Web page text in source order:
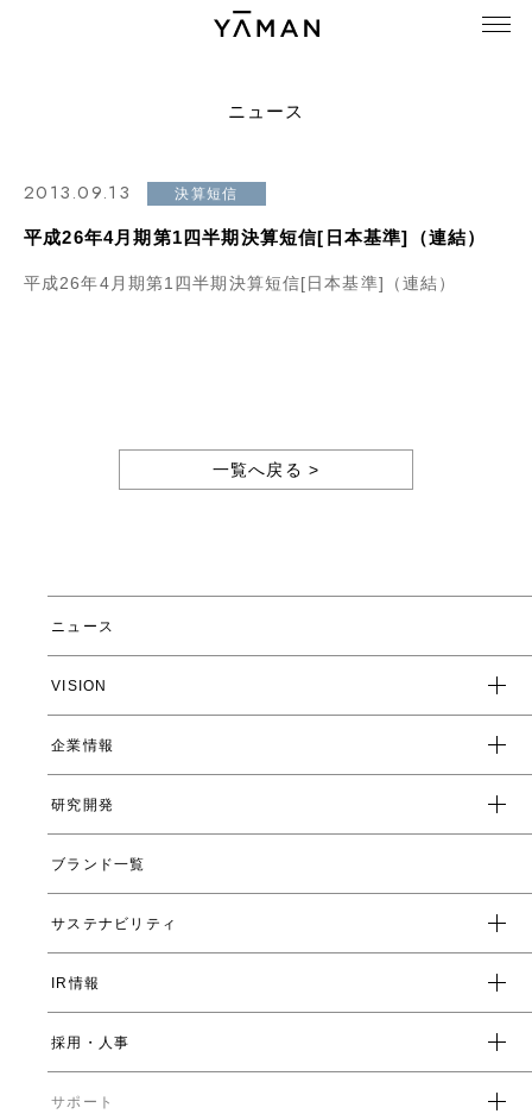
ニュース
2013.09.13 決算短信
平成26年4月期第1四半期決算短信[日本基準]（連結）
平成26年4月期第1四半期決算短信[日本基準]（連結）
一覧へ戻る >
ニュース
VISION
企業スローガン
クレド
企業情報
トップメッセージ
会社概要
数字で見るヤーマン
受賞一覧
直営店・百貨店
研究開発
ヤーマンの研究開発とは
ヤーマンの技術
開発ストーリー
ブランド一覧
サステナビリティ
環境
社会
IR情報
経営方針
IRライブラリ一覧
採用・人事
人事からのメッセージ
サポート